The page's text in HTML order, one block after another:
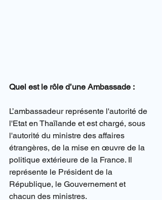
Quel est le rôle d’une Ambassade :
L’ambassadeur représente l'autorité de
l'Etat en Thaïlande et est chargé, sous
l'autorité du ministre des affaires
étrangères, de la mise en œuvre de la
politique extérieure de la France. Il
représente le Président de la
République, le Gouvernement et
chacun des ministres.